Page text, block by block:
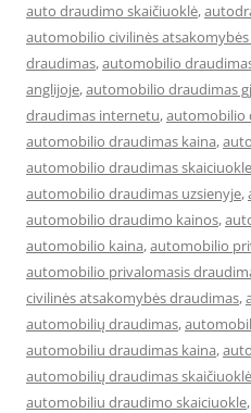
auto draudimo skaičiuoklė,
automobilio civilinės
draudimas,automobilio
anglijoje,automobilio draudimas
draudimas internetu,automobilio
automobilio draudimas kaina,
automobilio draudimas skaiciuokle
automobilio draudimas uzsienyje,
automobilio draudimo kainos,
automobilio kaina,automobilio
automobilio privalomasis
civilinės atsakomybės draudimas,
automobilių draudimas,
automobiliu draudimas kaina,
automobilių draudimas skaičiuoklė
automobiliu draudimo skaiciuokle,